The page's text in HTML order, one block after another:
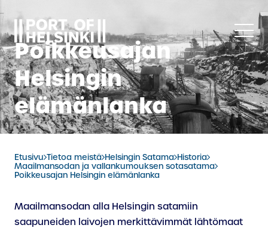
sisältöön
Poikkeusajan
Helsingin
elämänlanka
Etusivu Tietoa meistä Helsingin Satama Historia
Maailmansodan ja vallankumouksen sotasatama
Poikkeusajan Helsingin elämänlanka
Maailmansodan alla Helsingin satamiin
saapuneiden laivojen merkittävimmät lähtömaat